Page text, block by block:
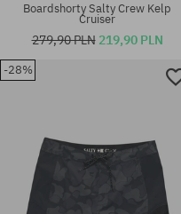
Boardshorty Salty Crew Kelp
Cruiser
279,90 PLN 219,90 PLN
-28%